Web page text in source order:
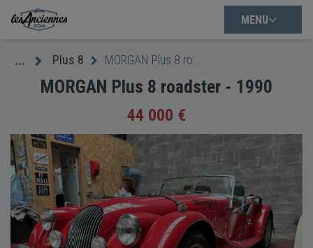
MENU
... Plus 8
MORGAN Plus 8 roadster - 1990
44 000 €